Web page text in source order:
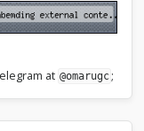
at @omarugc ;